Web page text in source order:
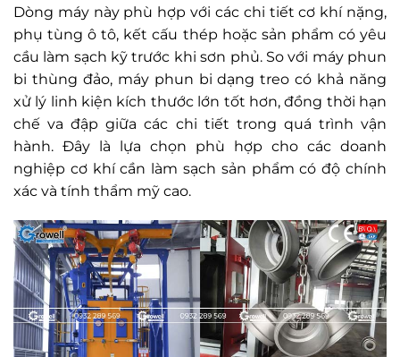
Dòng máy này phù hợp với các chi tiết cơ khí nặng,
phụ tùng ô tô, kết cấu thép hoặc sản phẩm có yêu
cầu làm sạch kỹ trước khi sơn phủ. So với máy phun
bi thùng đảo, máy phun bi dạng treo có khả năng
xử lý linh kiện kích thước lớn tốt hơn, đồng thời hạn
chế va đập giữa các chi tiết trong quá trình vận
hành. Đây là lựa chọn phù hợp cho các doanh
nghiệp cơ khí cần làm sạch sản phẩm có độ chính
xác và tính thẩm mỹ cao.